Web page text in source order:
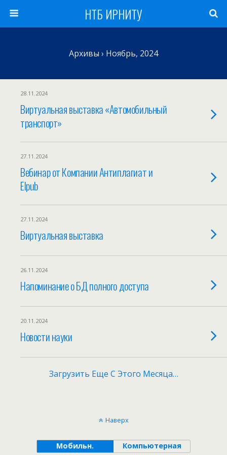
НТБ ИРНИТУ
Архивы › Ноябрь, 2024
28.11.2024
Виртуальная выставка «Автомобильный
транспорт»
27.11.2024
Вебинар от Компании Антиплагиат и
Elpub
27.11.2024
Виртуальная выставка
26.11.2024
Напоминание о БД полного доступа
20.11.2024
Новости науки
Загрузить Еще С Этого Месяца…
Наверх
Мобильн. Компьютерная